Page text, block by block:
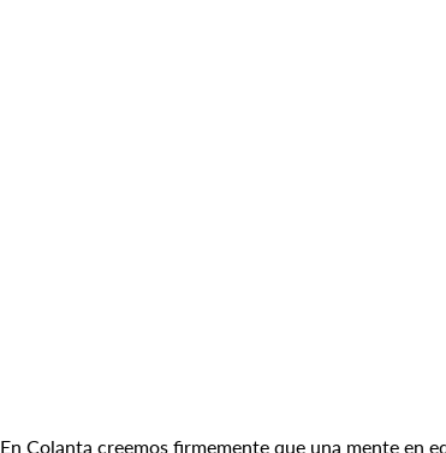
En Colanta creemos firmemente que una mente en